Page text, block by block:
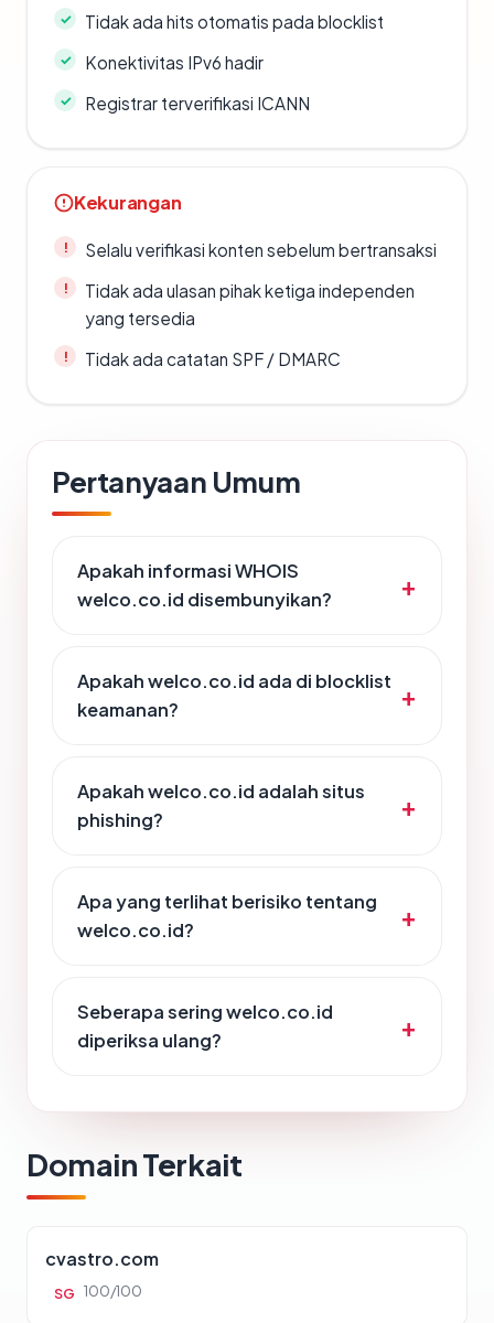
Tidak ada hits otomatis pada blocklist
Konektivitas IPv6 hadir
Registrar terverifikasi ICANN
Kekurangan
Selalu verifikasi konten sebelum bertransaksi
Tidak ada ulasan pihak ketiga independen
yang tersedia
Tidak ada catatan SPF / DMARC
Pertanyaan Umum
Apakah informasi WHOIS
welco.co.id disembunyikan?
Apakah welco.co.id ada di blocklist
keamanan?
Apakah welco.co.id adalah situs
phishing?
Apa yang terlihat berisiko tentang
welco.co.id?
Seberapa sering welco.co.id
diperiksa ulang?
Domain Terkait
cvastro.com
SG 100/100